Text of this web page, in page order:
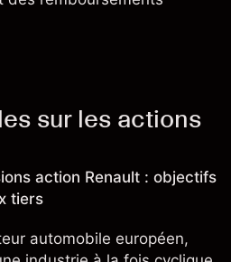
sur les actions
action Renault : objectifs
tiers
automobile européen,